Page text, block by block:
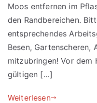
Moos entfernen im
den Randbereichen.
entsprechendes
Besen, Gartenscheren,
mitzubringen! Vor dem
gültigen […]
Weiterlesen